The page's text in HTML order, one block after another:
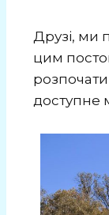
Друзі, ми
цим
доступне